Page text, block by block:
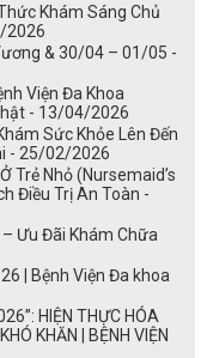
Khám Sáng Chủ
2026
& 30/04 – 01/05 -
Viện Đa Khoa
- 13/04/2026
Sức Khỏe Lên Đến
- 25/02/2026
Trẻ Nhỏ (Nursemaid’s
Điều Trị An Toàn -
Ưu Đãi Khám Chữa
| Bệnh Viện Đa khoa
HIỆN THỰC HÓA
KHĂN | BỆNH VIỆN